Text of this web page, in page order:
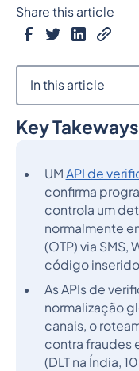
Key Takeways
UM API de
confirma
controla um
normalmente
(OTP) via SMS,
código
As APIs de
normalização
canais, o
contra fraudes
(DLT na Índia,
Share this article
In this article
Heading 2